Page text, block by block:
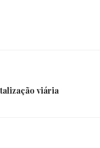
viária